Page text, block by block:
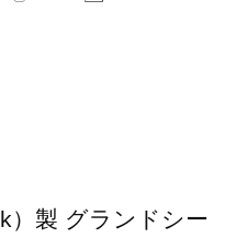
）製 グランドシー